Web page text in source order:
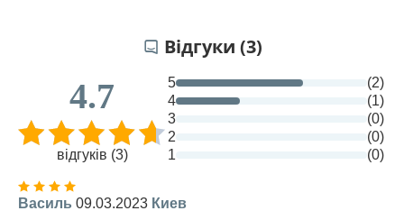
Відгуки (3)
4.7
відгуків (3)
5
(2)
4
(1)
3
(0)
2
(0)
1
(0)
Василь 09.03.2023 Киев